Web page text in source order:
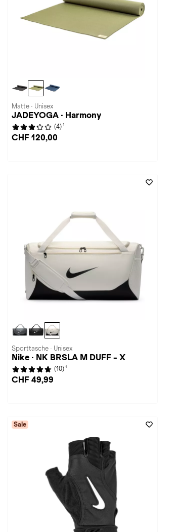
Matte · Unisex
JADEYOGA · Harmony
(4) 1
CHF 120,00
Sporttasche · Unisex
Nike · NK BRSLA M DUFF - X
(10) 1
CHF 49,99
Sale